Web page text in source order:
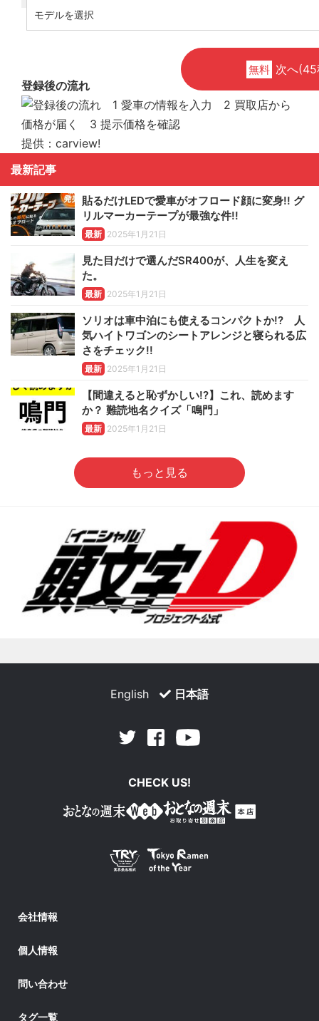
無料 次へ
登録後の流れ
提供：carview!
最新記事
貼るだけLEDで愛車がオフロード顔に変身!! グ
リルマーカーテープが最強な件!!
最新 2025年1月21日
見た目だけで選んだSR400が、人生を変え
た。
最新 2025年1月21日
ソリオは車中泊にも使えるコンパクトか!? 人
気ハイトワゴンのシートアレンジと寝られる広
さをチェック!!
最新 2025年1月21日
【間違えると恥ずかしい!?】これ、読めます
か？ 難読地名クイズ「鳴門」
最新 2025年1月21日
もっと見る
English 日本語
Twitter Facebook
CHECK US!
会社情報
個人情報
問い合わせ
タグ一覧